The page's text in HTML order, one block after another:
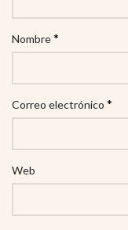
Nombre*
Correo electrónico *
Web